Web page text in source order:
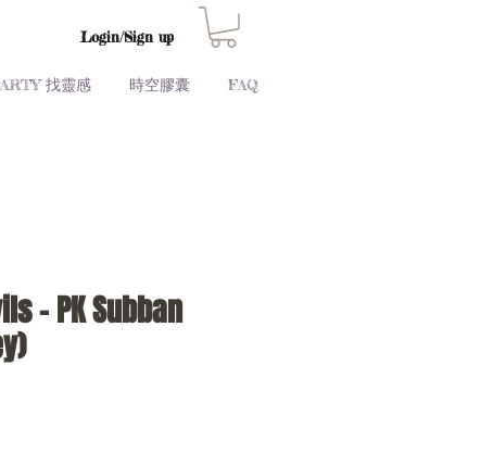
Login/Sign up
找靈感 時空膠囊 FAQ
- PK Subban